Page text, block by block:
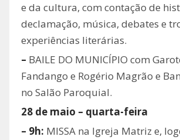
e da cultura, com contação de
declamação, música, debates e
experiências literárias.
– BAILE DO MUNICÍPIO com
Fandango e Rogério Magrão e
no Salão Paroquial.
28 de maio – quarta-feira
– 9h: MISSA na Igreja Matriz e,